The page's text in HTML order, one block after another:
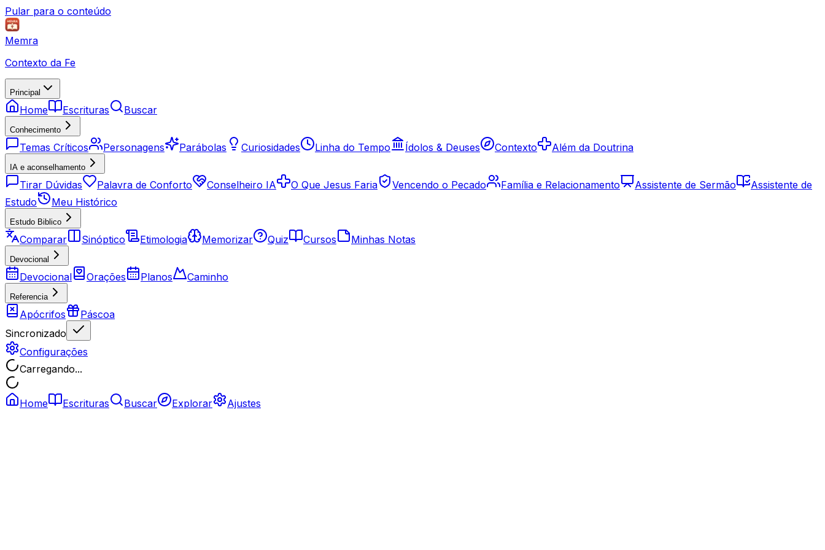
Pular para o conteúdo
Memra
Contexto da Fe
Principal
Home Escrituras Buscar
Conhecimento
Temas Críticos Personagens Parábolas Curiosidades Linha do Tempo Ídolos & Deuses Contexto Além da Doutrina
IA e aconselhamento
Tirar Dúvidas Palavra de Conforto Conselheiro IA O Que Jesus Faria Vencendo o Pecado Família e Relacionamento Assistente de Sermão
Assistente de
Estudo
Meu Histórico
Estudo Biblico
Comparar Sinóptico Etimologia Memorizar Quiz Cursos Minhas Notas
Devocional
Devocional Orações Planos Caminho
Referencia
Apócrifos
Páscoa
Sincronizado
Configurações
Carregando...
Home Escrituras Buscar Explorar Ajustes